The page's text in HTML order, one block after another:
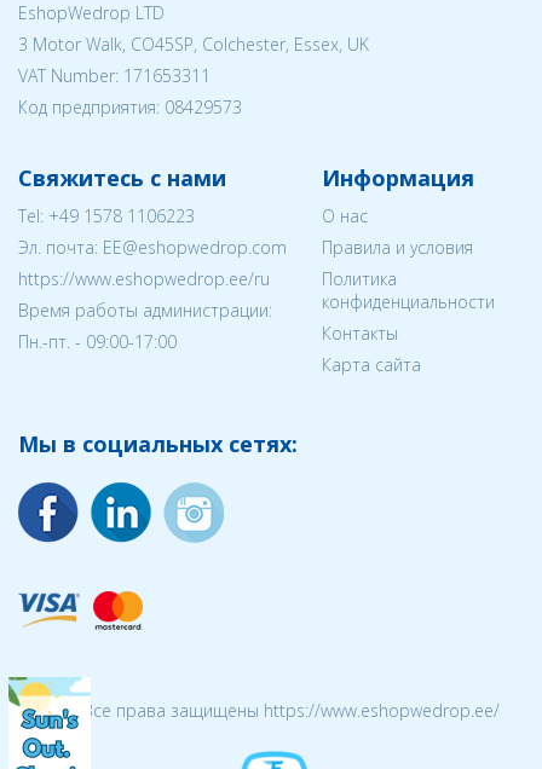
EshopWedrop LTD
3 Motor Walk, CO45SP, Colchester, Essex, UK
VAT Number: 171653311
Код предприятия: 08429573
Свяжитесь с нами
Tel: +49 1578 1106223
Эл. почта: EE@eshopwedrop.com
https://www.eshopwedrop.ee/ru
Время работы администрации:
Пн.-пт. - 09:00-17:00
Информация
О нас
Правила и условия
Политика
конфиденциальности
Контакты
Карта сайта
Мы в социальных сетях:
© 2026 Все права защищены https://www.eshopwedrop.ee/